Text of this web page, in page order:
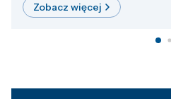
Zobacz więcej